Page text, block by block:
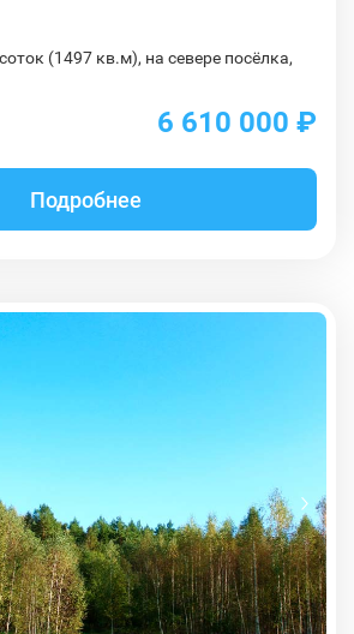
6 610 000 ₽
Подробнее
(1497 кв.м), на севере посёлка,